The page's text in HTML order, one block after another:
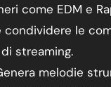
come EDM e
condividere le
streaming.
melodie